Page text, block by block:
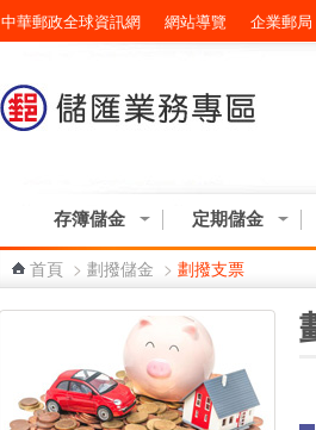
中華郵政全球資訊網 網站導覽 企業郵局
存簿儲金 定期儲金
首頁 > 劃撥儲金 > 劃撥支票